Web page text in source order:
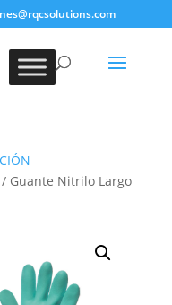
/ Guante Nitrilo Largo